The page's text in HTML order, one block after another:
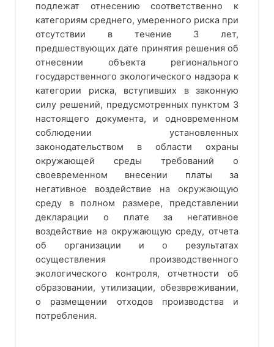
подлежат отнесению соответственно к
категориям среднего, умеренного риска при
отсутствии в течение 3 лет,
предшествующих дате принятия решения об
отнесении объекта регионального
государственного экологического надзора к
категории риска, вступивших в законную
силу решений, предусмотренных пунктом 3
настоящего документа, и одновременном
соблюдении установленных
законодательством в области охраны
окружающей среды требований о
своевременном внесении платы за
негативное воздействие на окружающую
среду в полном размере, представлении
декларации о плате за негативное
воздействие на окружающую среду, отчета
об организации и о результатах
осуществления производственного
экологического контроля, отчетности об
образовании, утилизации, обезвреживании,
о размещении отходов производства и
потребления.